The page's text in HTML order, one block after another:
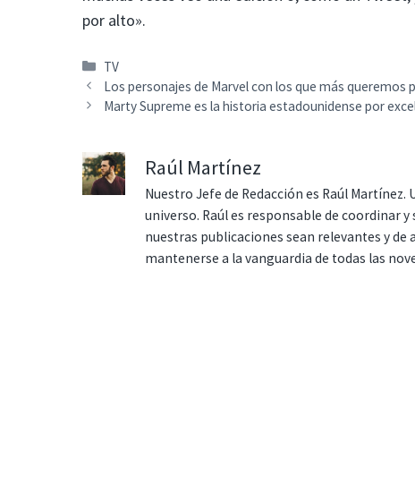
por alto».
Categorías
TV
Los personajes de Marvel con los que más queremos
Marty Supreme es la historia estadounidense por
Raúl Martínez
Nuestro Jefe de Redacción es Raúl
universo. Raúl es responsable de coordinar
nuestras publicaciones sean relevantes y
mantenerse a la vanguardia de todas las